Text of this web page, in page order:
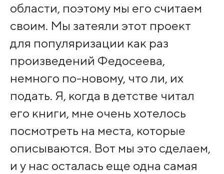
области, поэтому мы его считаем
своим. Мы затеяли этот проект
для популяризации как раз
произведений Федосеева,
немного по-новому, что ли, их
подать. Я, когда в детстве читал
его книги, мне очень хотелось
посмотреть на места, которые
описываются. Вот мы это сделаем,
и у нас осталась еще одна самая